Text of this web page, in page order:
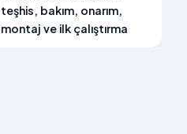
teşhis, bakım, onarım,
montaj ve ilk çalıştırma